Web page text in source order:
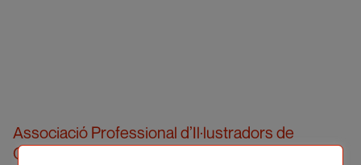
Associació Professional d’Il·lustradors de
Catalunya